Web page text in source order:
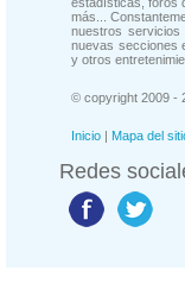
más...
nuestros servicios
nuevas secciones
y otros
© copyright 2009 -
Inicio | Mapa del
Redes